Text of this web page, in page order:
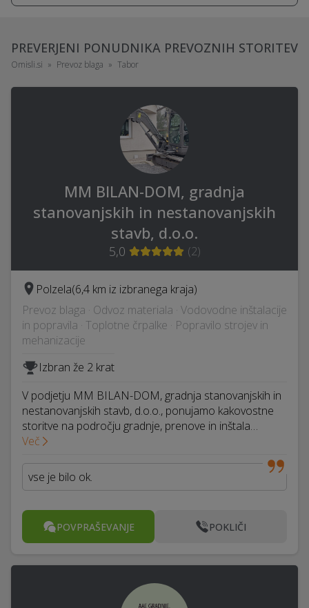
PREVERJENI PONUDNIKA PREVOZNIH STORITEV
Omisli.si Prevoz blaga Tabor
MM BILAN-DOM, gradnja
stanovanjskih in nestanovanjskih
stavb, d.o.o.
5,0 (2)
Polzela(6,4 km iz izbranega kraja)
Prevoz blaga · Odvoz materiala · Vodovodne inštalacije
in popravila · Toplotne črpalke · Popravilo strojev in
mehanizacije
Izbran že 2 krat
V podjetju MM BILAN-DOM, gradnja stanovanjskih in
nestanovanjskih stavb, d.o.o., ponujamo kakovostne
storitve na področju gradnje, prenove in inštala…
Več
vse je bilo ok.
POVPRAŠEVANJE POKLIČI